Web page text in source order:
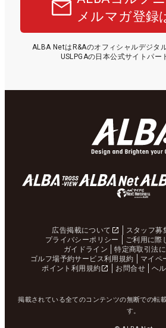
メルマガ登録
ALBA NetはR&Aのオフィシャルデジタ
USLPGAの日本公式サイトパー
広告掲載について スタッフ募
プライバシーポリシー
ご利用に際
ガイドライン
特定商取引法
ゴルフ場予約サービス利用規約
マイペ
ポイント利用規約
お問合せ ヘ
掲載されている全てのコンテンツの無断での転
す。